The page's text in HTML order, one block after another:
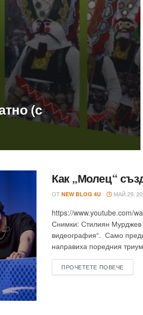
(с
Как „Молец“
ОТ NEW BLOG 4U МАЙ 29,
https://www.youtube.com/
Снимки: Стилиян
видеография“. Само
направиха поредния
ПРОЧЕТЕТЕ ПОВЕЧЕ